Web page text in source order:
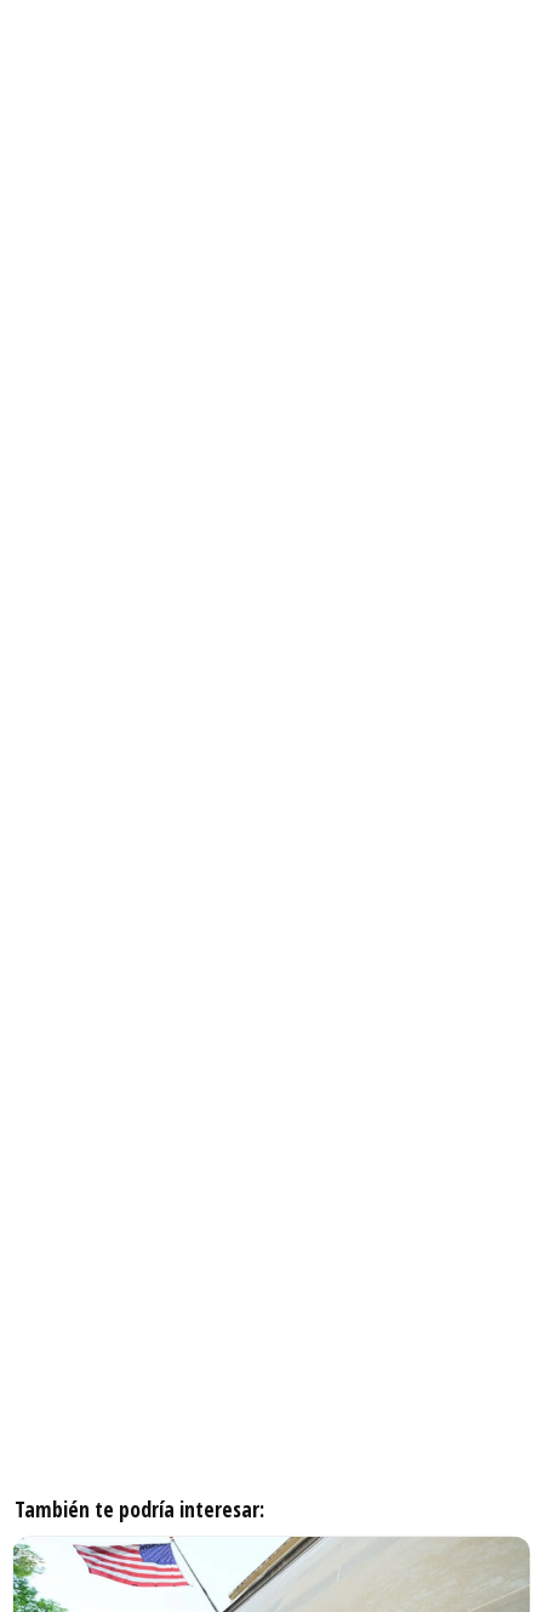
También te podría interesar: